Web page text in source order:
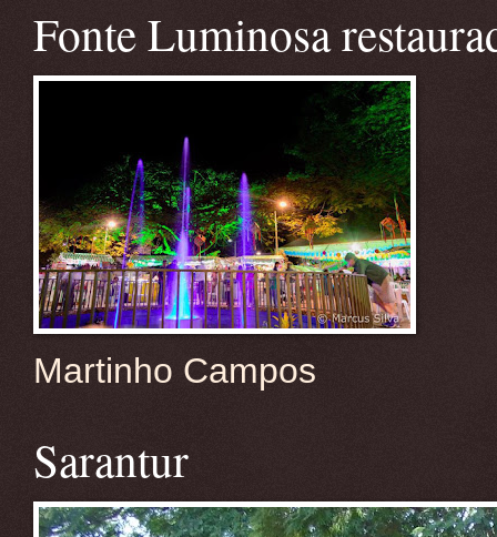
Fonte Luminosa
Martinho Campos
Sarantur